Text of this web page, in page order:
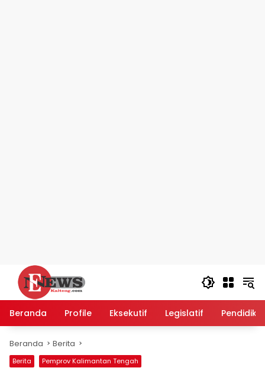
Langsung
konten
Beranda
Profile Eksekutif Legislatif
Beranda Berita
Berita Pemprov Kalimantan Tengah